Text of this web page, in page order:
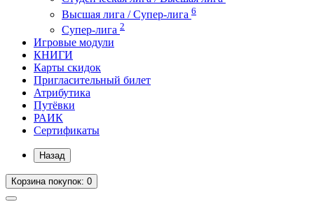
Высшая лига / Супер-лига 6
Супер-лига 2
Игровые модули
КНИГИ
Карты скидок
Пригласительный билет
Атрибутика
Путёвки
РАИК
Сертификаты
Назад
Корзина покупок: 0